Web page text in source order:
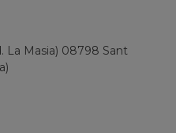
La Masia) 08798 Sant